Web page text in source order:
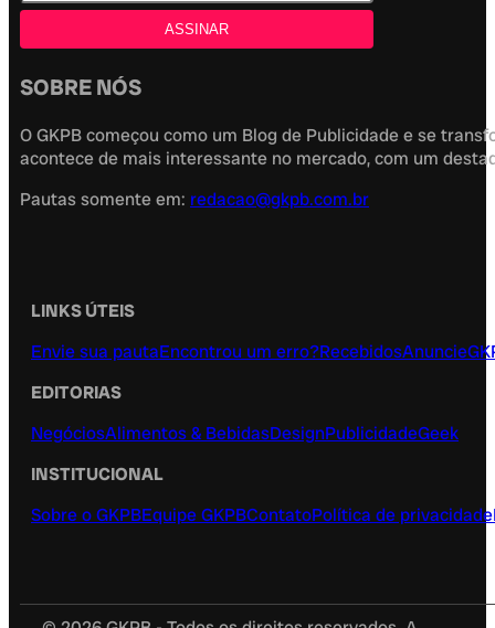
SOBRE NÓS
O GKPB começou como um Blog de Publicidade e se
acontece de mais interessante no mercado, com um
Pautas somente em: redacao@gkpb.com.br
LINKS ÚTEIS
Envie sua pautaEncontrou um erro?RecebidosAnuncie
EDITORIAS
NegóciosAlimentos & BebidasDesignPublicidadeGeek
INSTITUCIONAL
Sobre o GKPBEquipe GKPBContatoPolítica de privacidade